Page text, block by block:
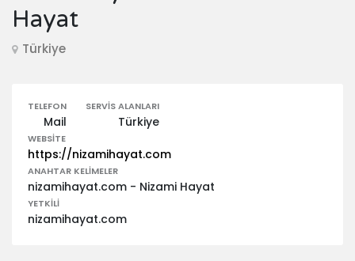
Hayat
Türkiye
TELEFON
Mail
SERVIS ALANLARI
Türkiye
WEBSITE
https://nizamihayat.com
ANAHTAR KELIMELER
nizamihayat.com - Nizami Hayat
YETKILI
nizamihayat.com